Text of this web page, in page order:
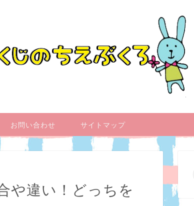
お問い合わせ サイトマップ
や違い！どっちを